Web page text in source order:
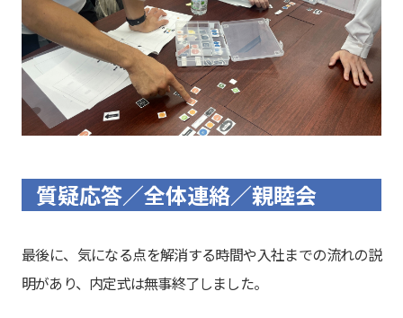
質疑応答／全体連絡／親睦会
最後に、気になる点を解消する時間や入社までの流れの説
明があり、内定式は無事終了しました。